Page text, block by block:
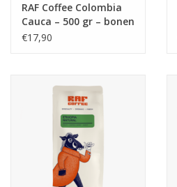
RAF Coffee Colombia
Cauca – 500 gr – bonen
(bio)
€17,90